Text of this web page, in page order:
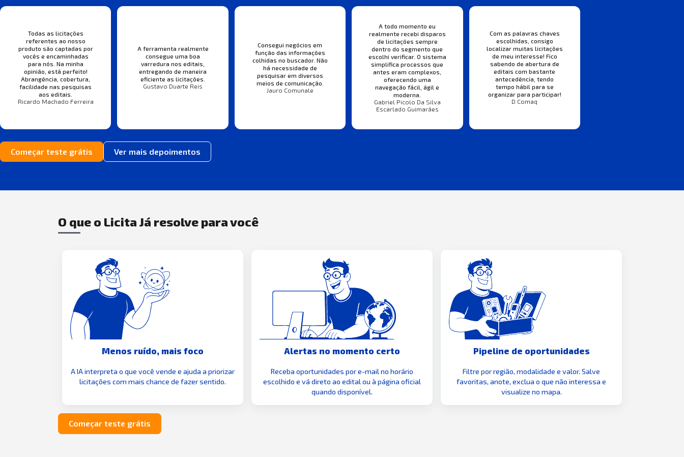
Todas as licitações
referentes ao nosso
produto são captadas por
vocês e encaminhadas
para nós. Na minha
opinião, está perfeito!
Abrangência, cobertura,
facilidade nas pesquisas
aos editais.
Ricardo Machado Ferreira
A ferramenta realmente
consegue uma boa
varredura nos editais,
entregando de maneira
eficiente as licitações.
Gustavo Duarte Reis
Consegui negócios em
função das informações
colhidas no buscador. Não
há necessidade de
pesquisar em diversos
meios de comunicação.
Jauro Comunale
A todo momento eu
realmente recebi disparos
de licitações sempre
dentro do segmento que
escolhi verificar. O sistema
simplifica processos que
antes eram complexos,
oferecendo uma
navegação fácil, ágil e
moderna.
Gabriel Picolo Da Silva
Escarlado Guimarães
Com as palavras chaves
escolhidas, consigo
localizar muitas licitações
de meu interesse! Fico
sabendo de abertura de
editais com bastante
antecedência, tendo
tempo hábil para se
organizar para participar!
D Comaq
Começar teste grátis Ver mais depoimentos
O que o Licita Já resolve para você
Menos ruído, mais foco
A IA interpreta o que você vende e ajuda a priorizar
licitações com mais chance de fazer sentido.
Alertas no momento certo
Receba oportunidades por e-mail no horário
escolhido e vá direto ao edital ou à página oficial
quando disponível.
Pipeline de oportunidades
Filtre por região, modalidade e valor. Salve
favoritas, anote, exclua o que não interessa e
visualize no mapa.
Começar teste grátis